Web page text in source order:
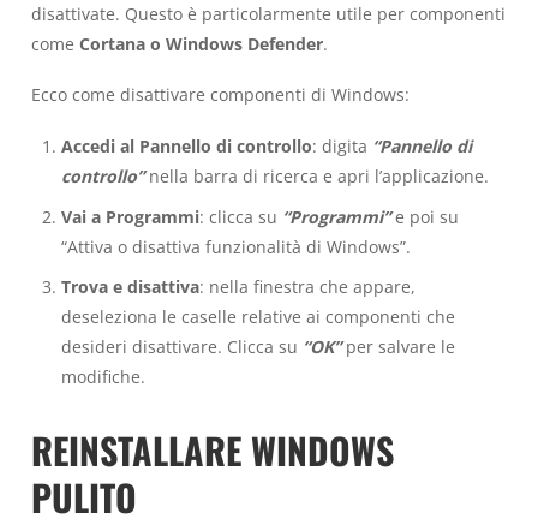
disattivate. Questo è particolarmente utile per componenti
come Cortana o Windows Defender.
Ecco come disattivare componenti di Windows:
Accedi al Pannello di controllo: digita “Pannello di
controllo”nella barra di ricerca e apri l’applicazione.
Vai a Programmi: clicca su “Programmi”e poi su
“Attiva o disattiva funzionalità di Windows”.
Trova e disattiva: nella finestra che appare,
deseleziona le caselle relative ai componenti che
desideri disattivare. Clicca su “OK”per salvare le
modifiche.
REINSTALLARE WINDOWS
PULITO